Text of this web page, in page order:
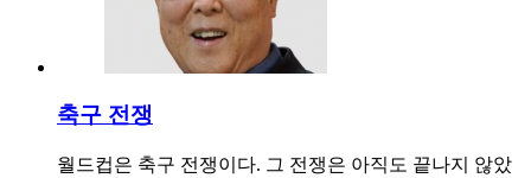
축구 전쟁
월드컵은 축구 전쟁이다. 그 전쟁은 아직도 끝나지 않았